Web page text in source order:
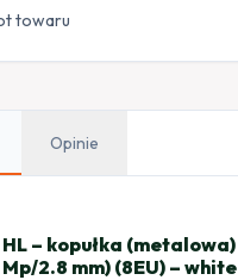
towaru
Opinie
– kopułka (metalowa)
2.8 mm) (8EU) – white